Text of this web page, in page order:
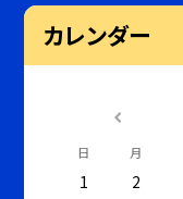
カレンダー
日 月
1 2